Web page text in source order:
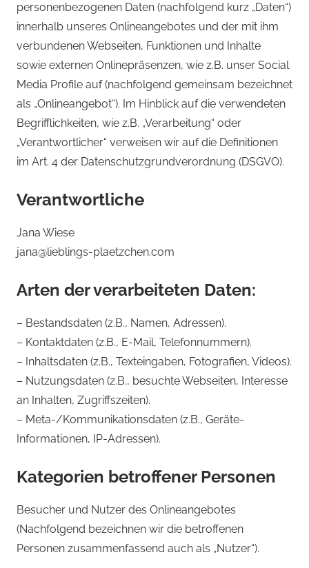
personenbezogenen Daten (nachfolgend kurz „Daten“)
innerhalb unseres Onlineangebotes und der mit ihm
verbundenen Webseiten, Funktionen und Inhalte
sowie externen Onlinepräsenzen, wie z.B. unser Social
Media Profile auf (nachfolgend gemeinsam bezeichnet
als „Onlineangebot“). Im Hinblick auf die verwendeten
Begrifflichkeiten, wie z.B. „Verarbeitung“ oder
„Verantwortlicher“ verweisen wir auf die Definitionen
im Art. 4 der Datenschutzgrundverordnung (DSGVO).
Verantwortliche
Jana Wiese
jana@lieblings-plaetzchen.com
Arten der verarbeiteten Daten:
– Bestandsdaten (z.B., Namen, Adressen).
– Kontaktdaten (z.B., E-Mail, Telefonnummern).
– Inhaltsdaten (z.B., Texteingaben, Fotografien, Videos).
– Nutzungsdaten (z.B., besuchte Webseiten, Interesse
an Inhalten, Zugriffszeiten).
– Meta-/Kommunikationsdaten (z.B., Geräte-
Informationen, IP-Adressen).
Kategorien betroffener Personen
Besucher und Nutzer des Onlineangebotes
(Nachfolgend bezeichnen wir die betroffenen
Personen zusammenfassend auch als „Nutzer“).